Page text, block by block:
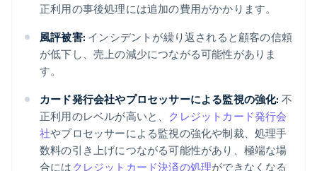
正利用の事後処理には追加の費用がかかります。
風評被害: インシデントが繰り返されると顧客の信頼
が低下し、売上の減少につながる可能性がありま
す。
カード発行会社やプロセッサーによる監視の強化: 不
正利用のレベルが高いと、 クレジットカード発行会
社やプロセッサーによる監視の強化や制裁、処理手
数料の引き上げにつながる可能性があり、極端な場
合には クレジットカード決済の処理ができなくなる